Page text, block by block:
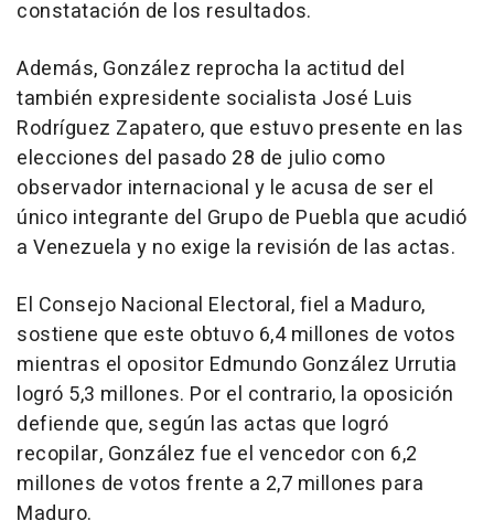
constatación de los resultados.
Además, González reprocha la actitud del
también expresidente socialista José Luis
Rodríguez Zapatero, que estuvo presente en las
elecciones del pasado 28 de julio como
observador internacional y le acusa de ser el
único integrante del Grupo de Puebla que acudió
a Venezuela y no exige la revisión de las actas.
El Consejo Nacional Electoral, fiel a Maduro,
sostiene que este obtuvo 6,4 millones de votos
mientras el opositor Edmundo González Urrutia
logró 5,3 millones. Por el contrario, la oposición
defiende que, según las actas que logró
recopilar, González fue el vencedor con 6,2
millones de votos frente a 2,7 millones para
Maduro.